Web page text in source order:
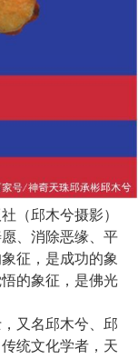
（邱木兮摄影）
、消除恶缘、平
征，是成功的象
的象征，是佛光
又名邱木兮、邱
统文化学者，天